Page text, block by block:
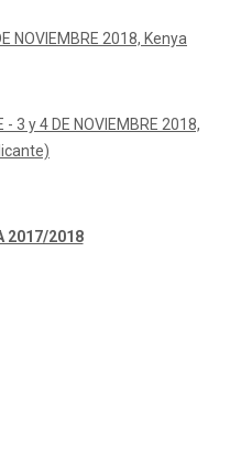
NOVIEMBRE 2018, Kenya
- 3 y 4 DE NOVIEMBRE 2018,
2017/2018